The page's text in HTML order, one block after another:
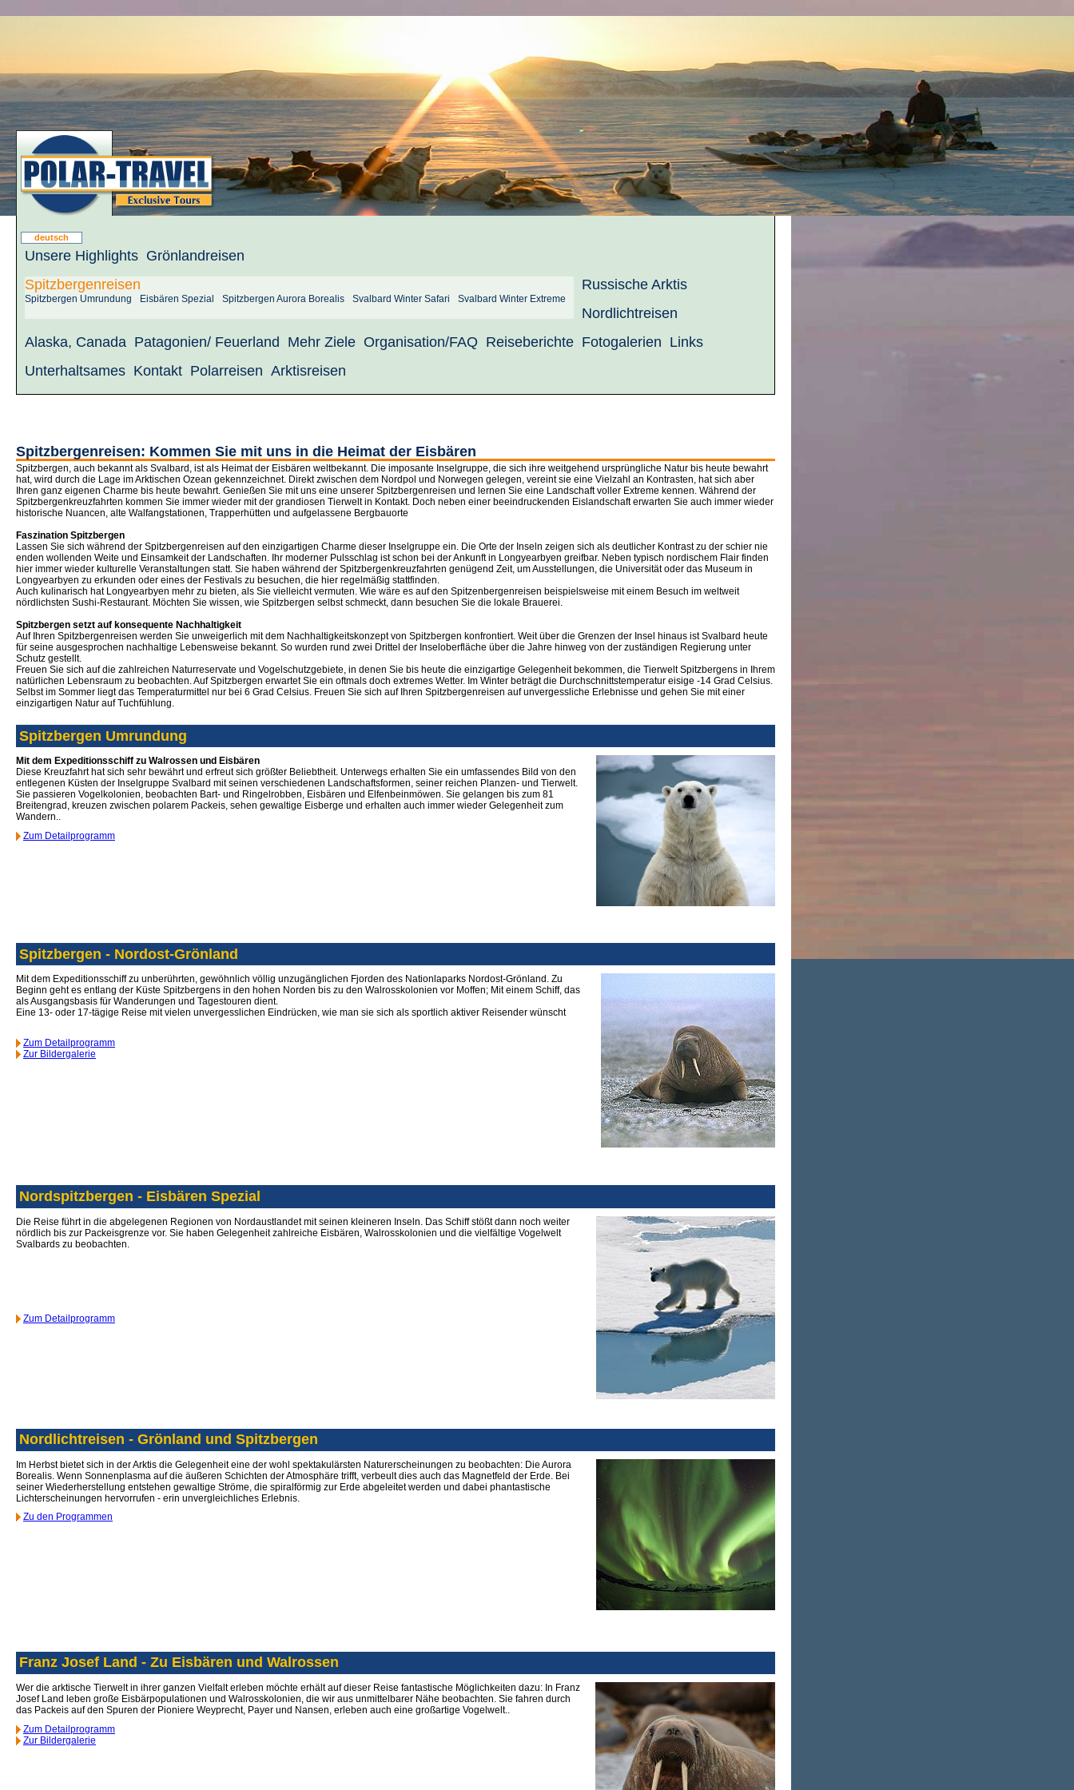
deutsch
Unsere Highlights Grönlandreisen
Spitzbergenreisen
Spitzbergen Umrundung Eisbären Spezial Spitzbergen Aurora Borealis Svalbard Winter Safari Svalbard Winter Extreme
Russische Arktis
Nordlichtreisen
Alaska, Canada Patagonien/ Feuerland Mehr Ziele Organisation/FAQ Reiseberichte Fotogalerien Links
Unterhaltsames Kontakt Polarreisen Arktisreisen
Spitzbergenreisen: Kommen Sie mit uns in die Heimat der Eisbären
Spitzbergen, auch bekannt als Svalbard, ist als Heimat der Eisbären weltbekannt. Die imposante Inselgruppe, die sich ihre weitgehend ursprüngliche Natur bis heute bewahrt
hat, wird durch die Lage im Arktischen Ozean gekennzeichnet. Direkt zwischen dem Nordpol und Norwegen gelegen, vereint sie eine Vielzahl an Kontrasten, hat sich aber
Ihren ganz eigenen Charme bis heute bewahrt. Genießen Sie mit uns eine unserer Spitzbergenreisen und lernen Sie eine Landschaft voller Extreme kennen. Während der
Spitzbergenkreuzfahrten kommen Sie immer wieder mit der grandiosen Tierwelt in Kontakt. Doch neben einer beeindruckenden Eislandschaft erwarten Sie auch immer wieder
historische Nuancen, alte Walfangstationen, Trapperhütten und aufgelassene Bergbauorte
Faszination Spitzbergen
Lassen Sie sich während der Spitzbergenreisen auf den einzigartigen Charme dieser Inselgruppe ein. Die Orte der Inseln zeigen sich als deutlicher Kontrast zu der schier nie
enden wollenden Weite und Einsamkeit der Landschaften. Ihr moderner Pulsschlag ist schon bei der Ankunft in Longyearbyen greifbar. Neben typisch nordischem Flair finden
hier immer wieder kulturelle Veranstaltungen statt. Sie haben während der Spitzbergenkreuzfahrten genügend Zeit, um Ausstellungen, die Universität oder das Museum in
Longyearbyen zu erkunden oder eines der Festivals zu besuchen, die hier regelmäßig stattfinden.
Auch kulinarisch hat Longyearbyen mehr zu bieten, als Sie vielleicht vermuten. Wie wäre es auf den Spitzenbergenreisen beispielsweise mit einem Besuch im weltweit
nördlichsten Sushi-Restaurant. Möchten Sie wissen, wie Spitzbergen selbst schmeckt, dann besuchen Sie die lokale Brauerei.
Spitzbergen setzt auf konsequente Nachhaltigkeit
Auf Ihren Spitzbergenreisen werden Sie unweigerlich mit dem Nachhaltigkeitskonzept von Spitzbergen konfrontiert. Weit über die Grenzen der Insel hinaus ist Svalbard heute
für seine ausgesprochen nachhaltige Lebensweise bekannt. So wurden rund zwei Drittel der Inseloberfläche über die Jahre hinweg von der zuständigen Regierung unter
Schutz gestellt.
Freuen Sie sich auf die zahlreichen Naturreservate und Vogelschutzgebiete, in denen Sie bis heute die einzigartige Gelegenheit bekommen, die Tierwelt Spitzbergens in Ihrem
natürlichen Lebensraum zu beobachten. Auf Spitzbergen erwartet Sie ein oftmals doch extremes Wetter. Im Winter beträgt die Durchschnittstemperatur eisige -14 Grad Celsius.
Selbst im Sommer liegt das Temperaturmittel nur bei 6 Grad Celsius. Freuen Sie sich auf Ihren Spitzbergenreisen auf unvergessliche Erlebnisse und gehen Sie mit einer
einzigartigen Natur auf Tuchfühlung.
Spitzbergen Umrundung
Mit dem Expeditionsschiff zu Walrossen und Eisbären
Diese Kreuzfahrt hat sich sehr bewährt und erfreut sich größter Beliebtheit. Unterwegs erhalten Sie ein umfassendes Bild von den
entlegenen Küsten der Inselgruppe Svalbard mit seinen verschiedenen Landschaftsformen, seiner reichen Planzen- und Tierwelt.
Sie passieren Vogelkolonien, beobachten Bart- und Ringelrobben, Eisbären und Elfenbeinmöwen. Sie gelangen bis zum 81
Breitengrad, kreuzen zwischen polarem Packeis, sehen gewaltige Eisberge und erhalten auch immer wieder Gelegenheit zum
Wandern..
Zum Detailprogramm
Spitzbergen - Nordost-Grönland
Mit dem Expeditionsschiff zu unberührten, gewöhnlich völlig unzugänglichen Fjorden des Nationlaparks Nordost-Grönland. Zu
Beginn geht es entlang der Küste Spitzbergens in den hohen Norden bis zu den Walrosskolonien vor Moffen; Mit einem Schiff, das
als Ausgangsbasis für Wanderungen und Tagestouren dient.
Eine 13- oder 17-tägige Reise mit vielen unvergesslichen Eindrücken, wie man sie sich als sportlich aktiver Reisender wünscht
Zum Detailprogramm
Zur Bildergalerie
Nordspitzbergen - Eisbären Spezial
Die Reise führt in die abgelegenen Regionen von Nordaustlandet mit seinen kleineren Inseln. Das Schiff stößt dann noch weiter
nördlich bis zur Packeisgrenze vor. Sie haben Gelegenheit zahlreiche Eisbären, Walrosskolonien und die vielfältige Vogelwelt
Svalbards zu beobachten.
Zum Detailprogramm
Nordlichtreisen - Grönland und Spitzbergen
Im Herbst bietet sich in der Arktis die Gelegenheit eine der wohl spektakulärsten Naturerscheinungen zu beobachten: Die Aurora
Borealis. Wenn Sonnenplasma auf die äußeren Schichten der Atmosphäre trifft, verbeult dies auch das Magnetfeld der Erde. Bei
seiner Wiederherstellung entstehen gewaltige Ströme, die spiralförmig zur Erde abgeleitet werden und dabei phantastische
Lichterscheinungen hervorrufen - erin unvergleichliches Erlebnis.
Zu den Programmen
Franz Josef Land - Zu Eisbären und Walrossen
Wer die arktische Tierwelt in ihrer ganzen Vielfalt erleben möchte erhält auf dieser Reise fantastische Möglichkeiten dazu: In Franz
Josef Land leben große Eisbärpopulationen und Walrosskolonien, die wir aus unmittelbarer Nähe beobachten. Sie fahren durch
das Packeis auf den Spuren der Pioniere Weyprecht, Payer und Nansen, erleben auch eine großartige Vogelwelt..
Zum Detailprogramm
Zur Bildergalerie